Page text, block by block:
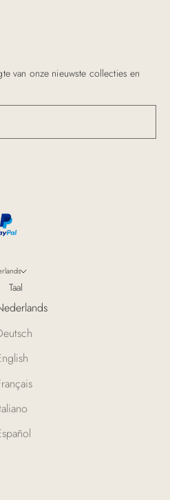
van onze nieuwste collecties en
Taal